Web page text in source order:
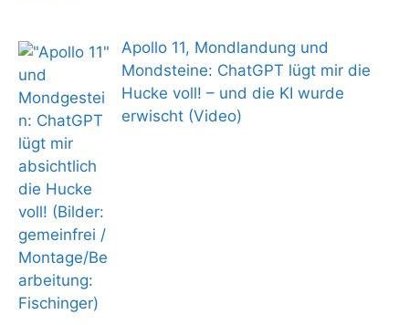
Apollo 11, Mondlandung und
Mondsteine: ChatGPT lügt mir die
Hucke voll! – und die KI wurde
erwischt (Video)